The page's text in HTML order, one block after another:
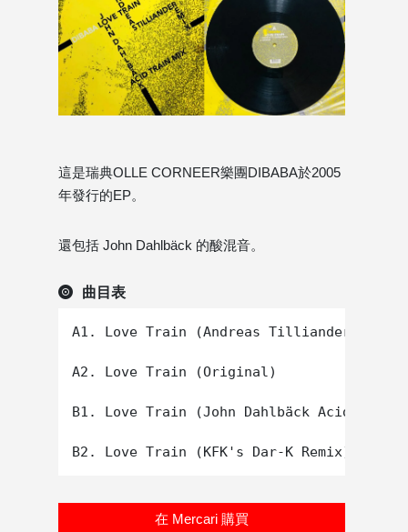
這是瑞典OLLE CORNEER樂團DIBABA於2005
年發行的EP。
還包括 John Dahlbäck 的酸混音。
曲目表
A1. Love Train (Andreas Tilliander Remix)
A2. Love Train (Original)
B1. Love Train (John Dahlbäck Acid Train
在 Mercari 購買